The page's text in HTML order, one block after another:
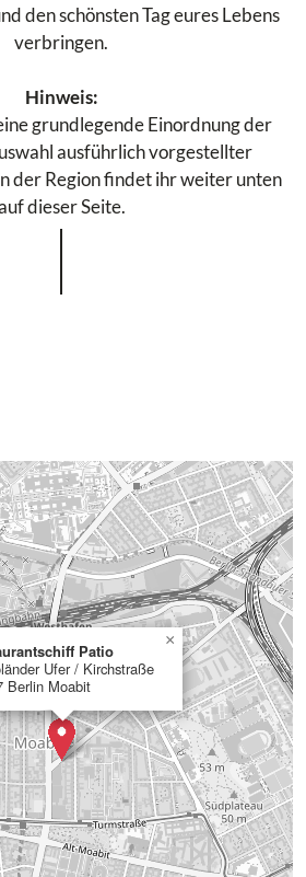
den schönsten Tag eures Lebens
verbringen.
Hinweis:
grundlegende Einordnung der
ausführlich vorgestellter
der Region findet ihr weiter unten
dieser Seite.
Patio
Ufer / Kirchstraße
Berlin Moabit
×